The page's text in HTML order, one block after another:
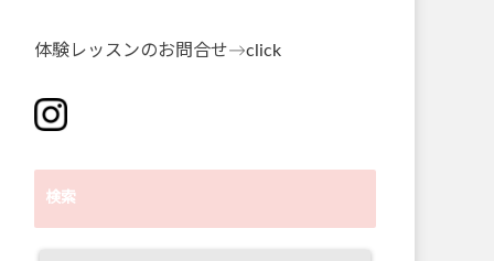
体験レッスンのお問合せ→click
検索